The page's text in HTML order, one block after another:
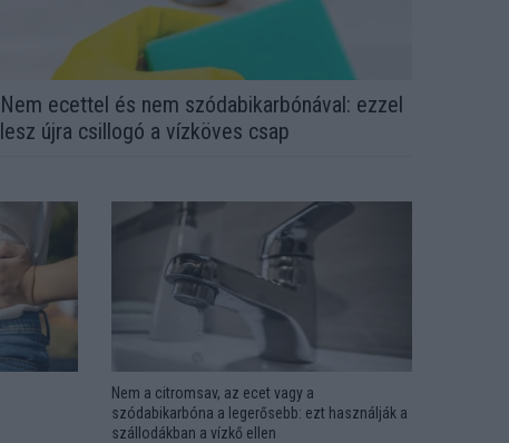
Nem ecettel és nem szódabikarbónával: ezzel
lesz újra csillogó a vízköves csap
Nem a citromsav, az ecet vagy a
szódabikarbóna a legerősebb: ezt használják a
szállodákban a vízkő ellen